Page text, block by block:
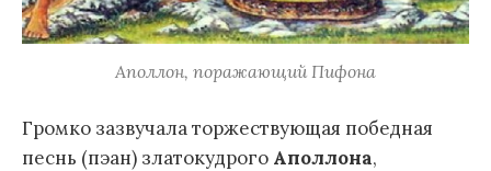
Аполлон, поражающий Пифона
Громко зазвучала торжествующая победная
песнь (пэан) златокудрого Аполлона,